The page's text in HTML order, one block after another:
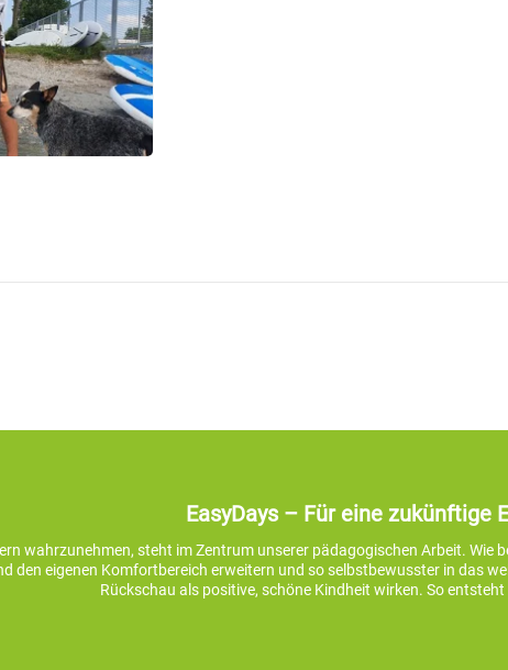
EasyDays – Für eine zukünftige
wahrzunehmen, steht im Zentrum unserer pädagogischen Arbeit. Wie
den eigenen Komfortbereich erweitern und so selbstbewusster in das
Rückschau als positive, schöne Kindheit wirken. So